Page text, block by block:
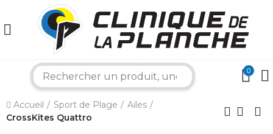
0
Accueil Sport de Plage
Ailes
CrossKites Quattro
×
Bonjour ! Je suis votre expert nautique.